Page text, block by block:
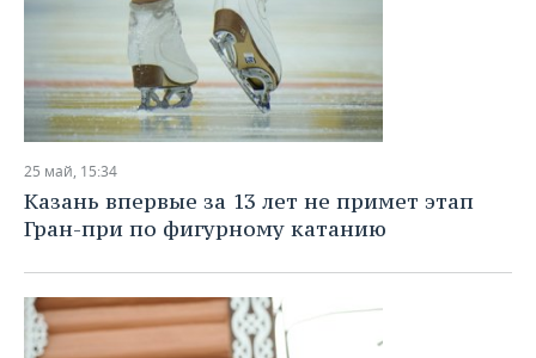
25 май, 15:34
Казань впервые за 13 лет не примет этап
Гран-при по фигурному катанию